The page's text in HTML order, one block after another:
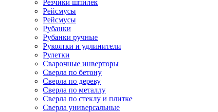
Резчики шпилек
Рейсмусы
Рейсмусы
Рубанки
Рубанки ручные
Рукоятки и удлинители
Рулетки
Сварочные инверторы
Сверла по бетону
Сверла по дереву
Сверла по металлу
Сверла по стеклу и плитке
Сверла универсальные